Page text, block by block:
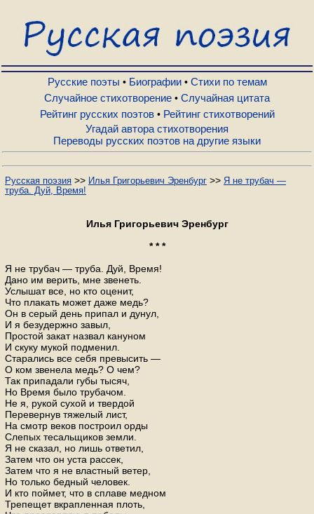
Русские поэты
Биографии
Стихи по темам
Случайное стихотворение
Рейтинг русских поэтов
Рейтинг стихотворений
Русские поэты • Биографии• Стихи по темам
Случайное стихотворение • Случайная цитата
Рейтинг русских поэтов• Рейтинг стихотворений
Угадай автора стихотворения
Переводы русских поэтов на другие языки
Русская поэзия >> Илья Григорьевич Эренбург >> Я не трубач —
труба. Дуй, Время!
Илья Григорьевич Эренбург
* * *
Я не трубач — труба. Дуй, Время!
Дано им верить, мне звенеть.
Услышат все, но кто оценит,
Что плакать может даже медь?
Он в серый день припал и дунул,
И я безудержно завыл,
Простой закат назвал кануном
И скуку мукой подменил.
Старались все себя превысить —
О ком звенела медь? О чем?
Так припадали губы тысяч,
Но Время было трубачом.
Не я, рукой сухой и твердой
Перевернув тяжелый лист,
На смотр веков построил орды
Слепых тесальщиков земли.
Я не сказал, но лишь ответил,
Затем что он уста рассек,
Затем что я не властный ветер,
Но только бедный человек.
И кто поймет, что в сплаве медном
Трепещет вкрапленная плоть,